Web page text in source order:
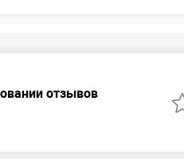
отзывов